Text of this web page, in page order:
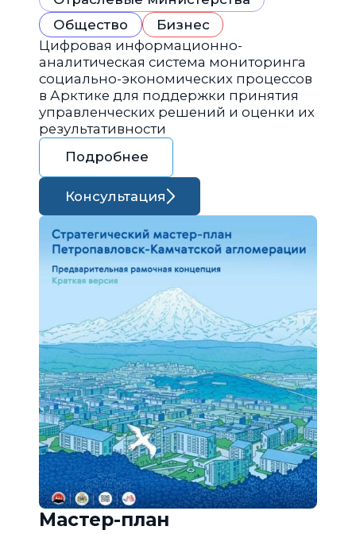
Общество
Бизнес
Цифровая информационно-
аналитическая система мониторинга
социально-экономических процессов
в Арктике для поддержки принятия
управленческих решений и оценки их
результативности
Подробнее
Консультация
Мастер-план